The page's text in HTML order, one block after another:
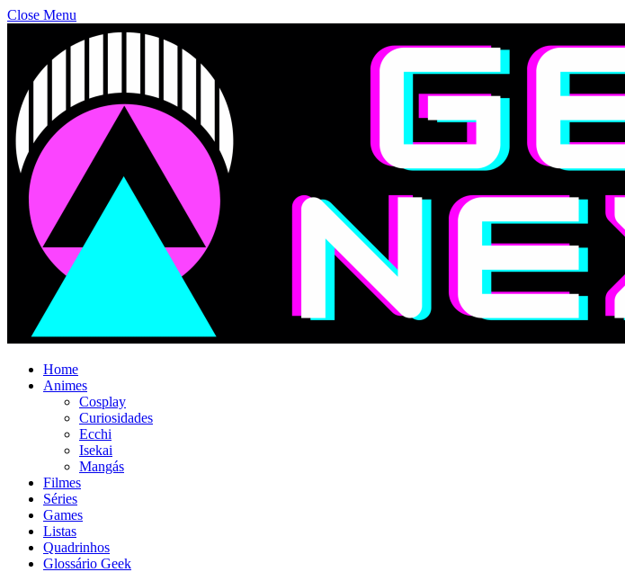
Close Menu
Home
Animes
Cosplay
Curiosidades
Ecchi
Isekai
Mangás
Filmes
Séries
Games
Listas
Quadrinhos
Glossário Geek